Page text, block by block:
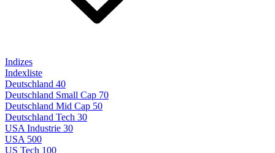
Indizes
Indexliste
Deutschland 40
Deutschland Small Cap 70
Deutschland Mid Cap 50
Deutschland Tech 30
USA Industrie 30
USA 500
US Tech 100